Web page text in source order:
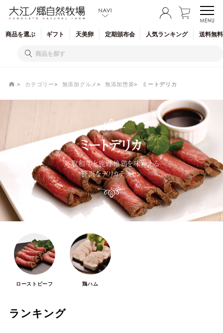
商品を選ぶ ギフト 天美卵 定期頒布会 人気ランキング 送料無
カテゴリー 無添加グルメ 無添加惣菜 ミートデリカ
ミートデリカ
鳥取和牛と鹿野地鶏を味わえる
贅沢なデリカテッセン
ローストビーフ 鶏ハム
ランキング